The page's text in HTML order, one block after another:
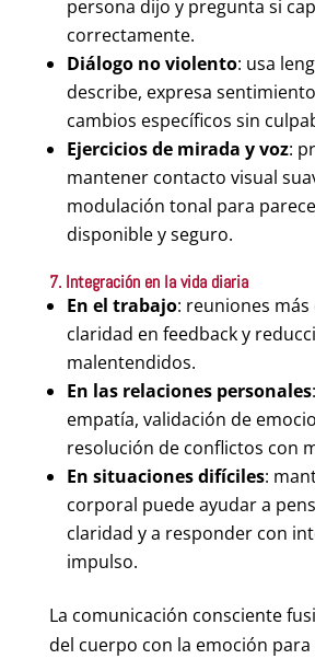
persona dijo y pregunta si
correctamente.
Diálogo no violento: usa
describe, expresa
cambios específicos sin
Ejercicios de mirada y voz:
mantener contacto visual
modulación tonal para
disponible y seguro.
7. Integración en la vida diaria
En el trabajo: reuniones más
claridad en feedback y
malentendidos.
En las relaciones personales
empatía, validación de
resolución de conflictos con
En situaciones difíciles:
corporal puede ayudar a
claridad y a responder con
impulso.
La comunicación consciente
del cuerpo con la emoción